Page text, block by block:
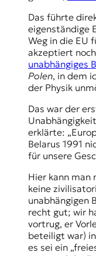
Das führte
eigenständige
Weg in die EU
akzeptiert
unabhängiges
Polen, in dem
der Physik
Das war der
erklärte:
Belarus 1991
für unsere
Hier kann man
keine
unabhängigen
recht gut; wir
vortrug, er
beteiligt war)
es sei ein